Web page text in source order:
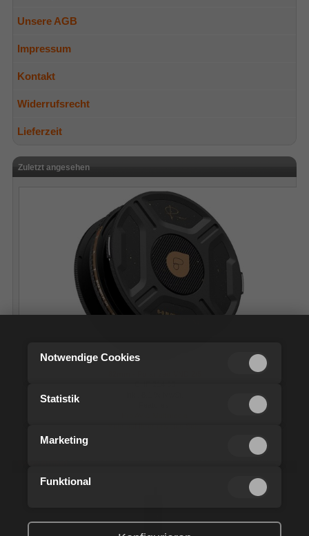
Unsere AGB
Impressum
Kontakt
Widerrufsrecht
Lieferzeit
Zuletzt angesehen
Notwendige Cookies
Statistik
Marketing
Funktional